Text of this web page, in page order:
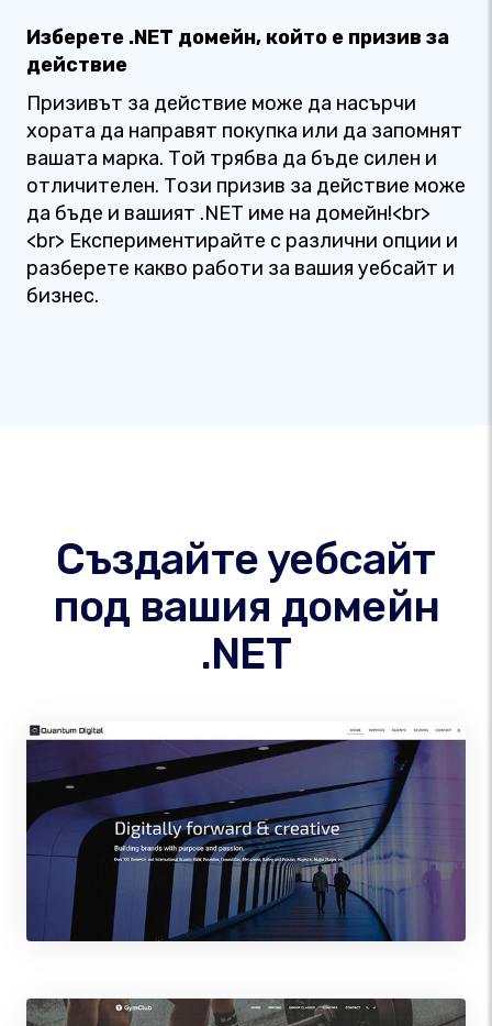
Изберете .NET домейн, който е призив за
действие
Призивът за действие може да насърчи
хората да направят покупка или да запомнят
вашата марка. Той трябва да бъде силен и
отличителен. Този призив за действие може
да бъде и вашият .NET име на домейн!<br>
<br> Експериментирайте с различни опции и
разберете какво работи за вашия уебсайт и
бизнес.
Създайте уебсайт
под вашия домейн
.NET